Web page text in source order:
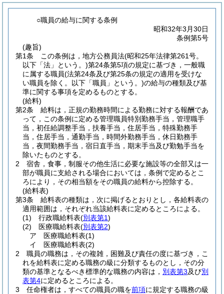
○職員の給与に関する条例
昭和32年3月30日
条例第5号
(趣旨)
第1条
この条例は，地方公務員法(昭和25年法律第261号。
以下「法」という。)第24条第5項の規定に基づき，一般職
に属する職員(法第24条及び第25条の規定の適用を受けな
い職員を除く。以下「職員」という。)の給与の種類及び基
準に関する事項を定めるものとする。
(給料)
第2条
給料は，正規の勤務時間による勤務に対する報酬であ
って，この条例に定める管理職員特別勤務手当，管理職手
当，初任給調整手当，扶養手当，住居手当，特殊勤務手
当，住居手当，通勤手当，時間外勤務手当，休日勤務手
当，夜間勤務手当，宿日直手当，期末手当及び勤勉手当を
除いたものとする。
2
宿舎，食事，制服その他生活に必要な施設等の全部又は一
部が職員に支給される場合においては，条例で定めるとこ
ろにより，その相当額をその職員の給料から控除する。
(給料表)
第3条
給料表の種類は，次に掲げるとおりとし，各給料表の
適用範囲は，それぞれ当該給料表に定めるところによる。
(1)
行政職給料表(別表第1)
(2)
医療職給料表(別表第2)
ア
医療職給料表(1)
イ
医療職給料表(2)
2
職員の職務は，その複雑，困難及び責任の度に基づき，こ
れを給料表に定める職務の級に分類するものとし，その分
類の基準となるべき標準的な職務の内容は， 別表第3及び別
表第4に定めるところによる。
3
任命権者は，すべての職員の職を前項に規定する職務の級